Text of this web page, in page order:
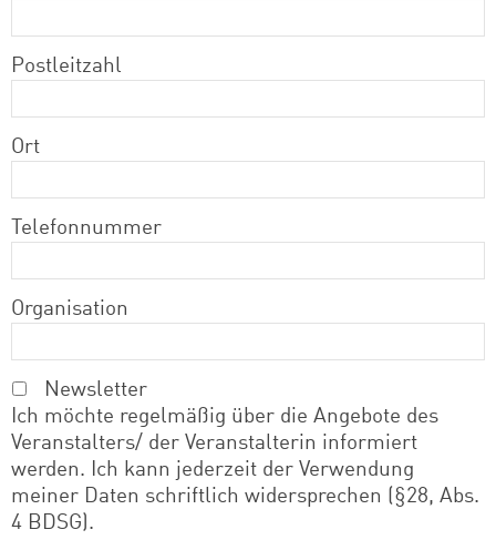
Postleitzahl
Ort
Telefonnummer
Organisation
Newsletter
Ich möchte regelmäßig über die Angebote des
Veranstalters/ der Veranstalterin informiert
werden. Ich kann jederzeit der Verwendung
meiner Daten schriftlich widersprechen (§28, Abs.
4 BDSG).